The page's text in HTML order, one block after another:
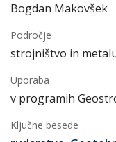
Bogdan Makovšek
Področje
strojništvo in
Uporaba
v programih
Ključne besede